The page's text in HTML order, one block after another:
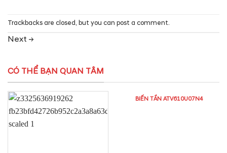
Trackbacks are closed, but you can post a comment.
Next →
CÓ THỂ BẠN QUAN TÂM
BIẾN TẦN ATV610U07N4